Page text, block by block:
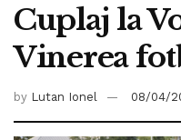
Cuplaj la
Vinerea
by Lutan Ionel 08/04/